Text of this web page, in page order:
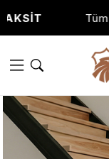
Ürünlerde